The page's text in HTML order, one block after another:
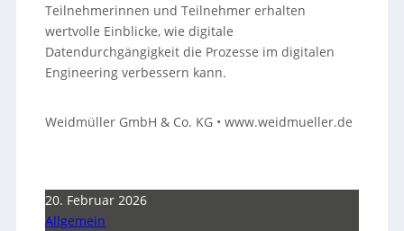
Teilnehmerinnen und Teilnehmer erhalten
wertvolle Einblicke, wie digitale
Datendurchgängigkeit die Prozesse im digitalen
Engineering verbessern kann.
Weidmüller GmbH & Co. KG • www.weidmueller.de
20. Februar 2026
Allgemein